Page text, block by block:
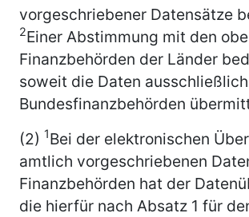
vorgeschriebener Datensätze
2Einer Abstimmung mit den
Finanzbehörden der Länder
soweit die Daten
Bundesfinanzbehörden
(2) 1Bei der elektronischen
amtlich vorgeschriebenen
Finanzbehörden hat der
die hierfür nach Absatz 1 für